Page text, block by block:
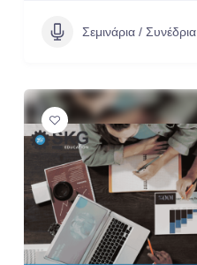
Σεμινάρια / Συνέδρια